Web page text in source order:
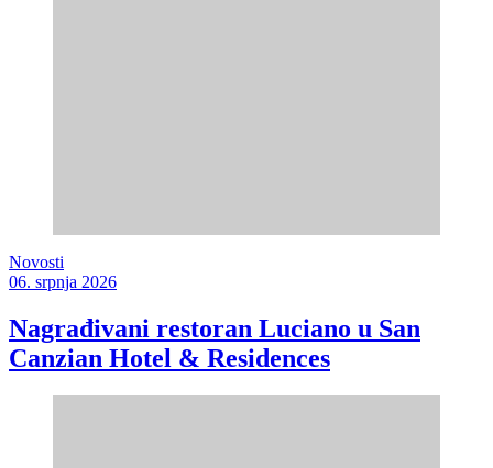
Novosti
06. srpnja 2026
Nagrađivani restoran Luciano u San
Canzian Hotel & Residences